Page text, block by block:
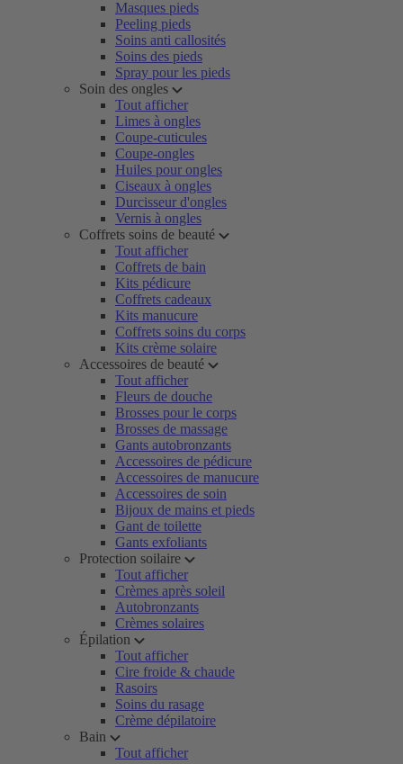
Masques pieds
Peeling pieds
Soins anti callosités
Soins des pieds
Spray pour les pieds
Soin des ongles
Tout afficher
Limes à ongles
Coupe-cuticules
Coupe-ongles
Huiles pour ongles
Ciseaux à ongles
Durcisseur d'ongles
Vernis à ongles
Coffrets soins de beauté
Tout afficher
Coffrets de bain
Kits pédicure
Coffrets cadeaux
Kits manucure
Coffrets soins du corps
Kits crème solaire
Accessoires de beauté
Tout afficher
Fleurs de douche
Brosses pour le corps
Brosses de massage
Gants autobronzants
Accessoires de pédicure
Accessoires de manucure
Accessoires de soin
Bijoux de mains et pieds
Gant de toilette
Gants exfoliants
Protection soilaire
Tout afficher
Crèmes après soleil
Autobronzants
Crèmes solaires
Épilation
Tout afficher
Cire froide & chaude
Rasoirs
Soins du rasage
Crème dépilatoire
Bain
Tout afficher